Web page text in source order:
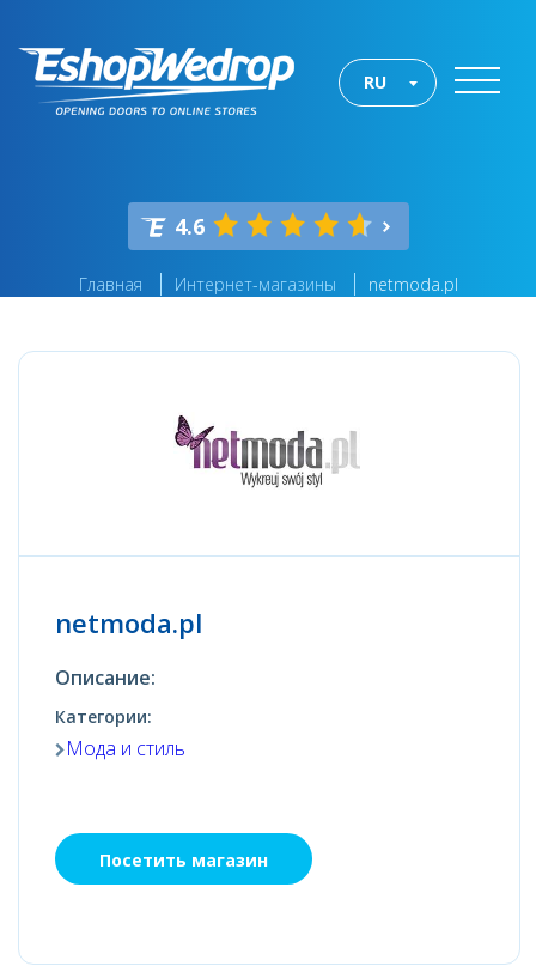
RU
4.6
Главная Интернет-магазины netmoda.pl
netmoda.pl
Описание:
Категории:
Мода и стиль
Посетить магазин